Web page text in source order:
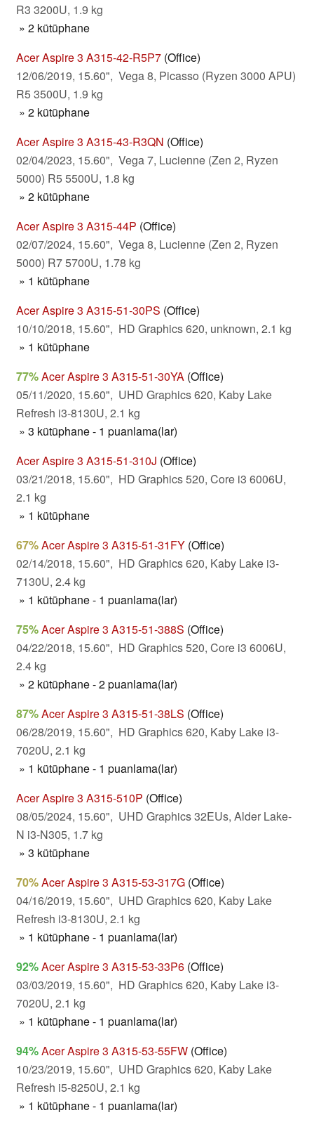
R3 3200U, 1.9 kg
» 2 kütüphane
Acer Aspire 3 A315-42-R5P7 (Office)
12/06/2019, 15.60", Vega 8, Picasso (Ryzen 3000 APU)
R5 3500U, 1.9 kg
» 2 kütüphane
Acer Aspire 3 A315-43-R3QN (Office)
02/04/2023, 15.60", Vega 7, Lucienne (Zen 2, Ryzen
5000) R5 5500U, 1.8 kg
» 2 kütüphane
Acer Aspire 3 A315-44P (Office)
02/07/2024, 15.60", Vega 8, Lucienne (Zen 2, Ryzen
5000) R7 5700U, 1.78 kg
» 1 kütüphane
Acer Aspire 3 A315-51-30PS (Office)
10/10/2018, 15.60", HD Graphics 620, unknown, 2.1 kg
» 1 kütüphane
77%Acer Aspire 3 A315-51-30YA (Office)
05/11/2020, 15.60", UHD Graphics 620, Kaby Lake
Refresh i3-8130U, 2.1 kg
» 3 kütüphane - 1 puanlama(lar)
Acer Aspire 3 A315-51-310J (Office)
03/21/2018, 15.60", HD Graphics 520, Core i3 6006U,
2.1 kg
» 1 kütüphane
67%Acer Aspire 3 A315-51-31FY (Office)
02/14/2018, 15.60", HD Graphics 620, Kaby Lake i3-
7130U, 2.4 kg
» 1 kütüphane - 1 puanlama(lar)
75%Acer Aspire 3 A315-51-388S (Office)
04/22/2018, 15.60", HD Graphics 520, Core i3 6006U,
2.4 kg
» 2 kütüphane - 2 puanlama(lar)
87%Acer Aspire 3 A315-51-38LS (Office)
06/28/2019, 15.60", HD Graphics 620, Kaby Lake i3-
7020U, 2.1 kg
» 1 kütüphane - 1 puanlama(lar)
Acer Aspire 3 A315-510P (Office)
08/05/2024, 15.60", UHD Graphics 32EUs, Alder Lake-
N i3-N305, 1.7 kg
» 3 kütüphane
70%Acer Aspire 3 A315-53-317G (Office)
04/16/2019, 15.60", UHD Graphics 620, Kaby Lake
Refresh i3-8130U, 2.1 kg
» 1 kütüphane - 1 puanlama(lar)
92%Acer Aspire 3 A315-53-33P6 (Office)
03/03/2019, 15.60", HD Graphics 620, Kaby Lake i3-
7020U, 2.1 kg
» 1 kütüphane - 1 puanlama(lar)
94%Acer Aspire 3 A315-53-55FW (Office)
10/23/2019, 15.60", UHD Graphics 620, Kaby Lake
Refresh i5-8250U, 2.1 kg
» 1 kütüphane - 1 puanlama(lar)